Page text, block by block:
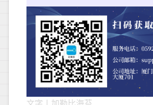
文字丨加勒比海苔